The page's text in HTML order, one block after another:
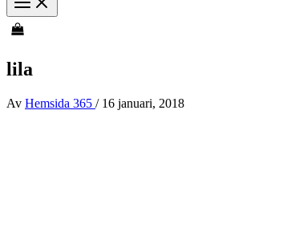
lila
Av Hemsida 365 / 16 januari, 2018